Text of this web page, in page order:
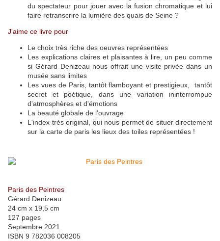
du spectateur pour jouer avec la fusion chromatique et lui
faire retranscrire la lumière des quais de Seine ?
J'aime ce livre pour
Le choix très riche des oeuvres représentées
Les explications claires et plaisantes à lire, un peu comme
si Gérard Denizeau nous offrait une visite privée dans un
musée sans limites
Les vues de Paris, tantôt flamboyant et prestigieux, tantôt
secret et poétique, dans une variation ininterrompue
d'atmosphères et d'émotions
La beauté globale de l'ouvrage
L'index très original, qui nous permet de situer directement
sur la carte de paris les lieux des toiles représentées !
Paris des Peintres
Gérard Denizeau
24 cm x 19,5 cm
127 pages
Septembre 2021
ISBN 9 782036 008205